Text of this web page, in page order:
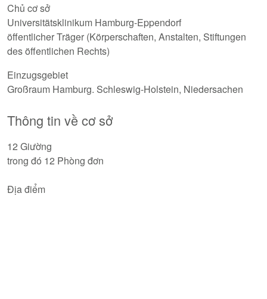
Chủ cơ sở
Universitätsklinikum Hamburg-Eppendorf
öffentlicher Träger (Körperschaften, Anstalten, Stiftungen
des öffentlichen Rechts)
Einzugsgebiet
Großraum Hamburg. Schleswig-Holstein, Niedersachen
Thông tin về cơ sở
12 Giường
trong đó 12 Phòng đơn
Địa điểm